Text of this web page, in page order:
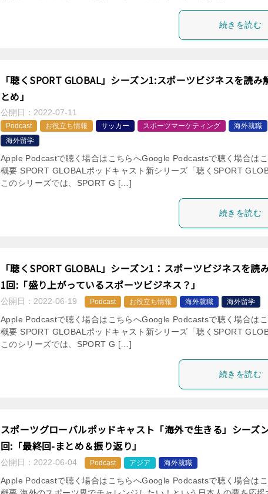
続きを読む
「聴くSPORT GLOBAL」シーズン1:スポーツビジネスを読み
とめ」
公開日： 2022-07-11
Podcast お役立ち情報 サッカー スポーツマーケティング
海外就職
海外留学
Apple Podcastで聴く場合はこちらへGoogle Podcastsで聴く場合は
概要 SPORT GLOBALポッドキャスト新シリーズ「聴くSPORT
このシリーズでは、SPORT G […]
続きを読む
「聴くSPORT GLOBAL」シーズン1：スポーツビジネスを読
1回:「盛り上がっているスポーツビジネス？」
公開日： 2022-06-19 Podcast お役立ち情報 海外就職 海外留学
Apple Podcastで聴く場合はこちらへGoogle Podcastsで聴く場合は
概要 SPORT GLOBALポッドキャスト新シリーズ「聴くSPORT
このシリーズでは、SPORT G […]
続きを読む
スポーツグローバルポッドキャスト「海外で生きる」シーズ
回:「最終回-まとめ＆振り返り」
公開日： 2022-06-04 Podcast アジア 海外就職
Apple Podcastで聴く場合はこちらへGoogle Podcastsで聴く場合は